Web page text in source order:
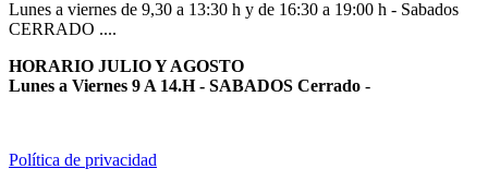
Lunes a viernes de 9,30 a 13:30 h y de 16:30 a 19:00 h - Sabados
CERRADO ....
HORARIO JULIO Y AGOSTO
Lunes a Viernes 9 A 14.H - SABADOS Cerrado -
Política de privacidad